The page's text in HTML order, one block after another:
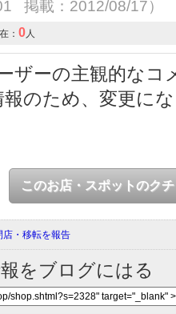
掲載：2012/08/17）
： 0人
ザーの主観的なコ
のため、変更に
このお店・スポットのク
店・移転を報告
をブログにはる